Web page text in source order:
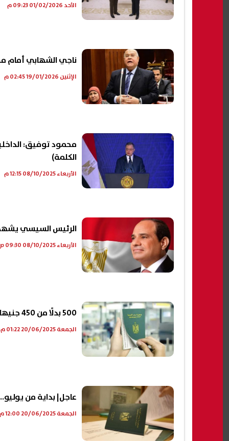
الأحد 01/02/2026 09:23 م
ناجي الشهابي أمام
الإثنين 19/01/2026 02:45 م
محمود توفيق:
الكلمة)
الأربعاء 08/10/2025 12:15 م
الرئيس السيسي
الأربعاء 08/10/2025 09:30 ص
500 بدلًا من 450 جنيها.. زيادة رسوم استخراج جواز السفر الأساسي
الجمعة 20/06/2025 01:22 م
عاجل| بداية من يوليو..
الجمعة 20/06/2025 12:00 م